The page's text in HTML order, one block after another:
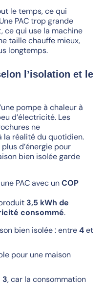
le temps, ce qui
PAC trop grande
ce qui use la machine
taille chauffe mieux,
longtemps.
l’isolation et le
pompe à chaleur à
d’électricité. Les
ne
la réalité du quotidien.
d’énergie pour
bien isolée garde
PAC avec unCOP
3,5 kWh de
consommé.
bien isolée : entre4et
pour une maison
3, car la consommation